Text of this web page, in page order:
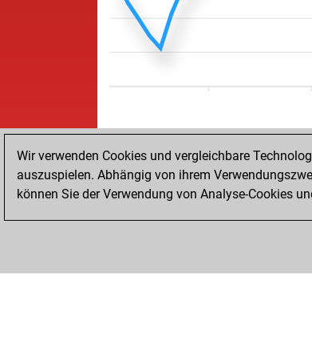
STARTSEITE
Wir verwenden Cookies und vergleichbare
auszuspielen. Abhängig von ihrem
können Sie der Verwendung von Analyse-Cookies